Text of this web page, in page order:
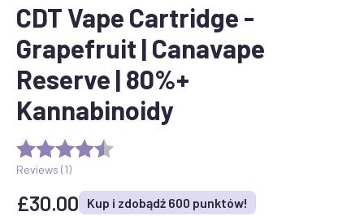
CDT Vape Cartridge -
Grapefruit | Canavape
Reserve | 80%+
Kannabinoidy
Reviews (1)
£30.00 Kup i zdobądź 600 punktów!